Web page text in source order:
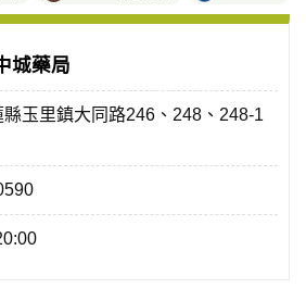
城藥局
玉里鎮大同路246、248、248-1